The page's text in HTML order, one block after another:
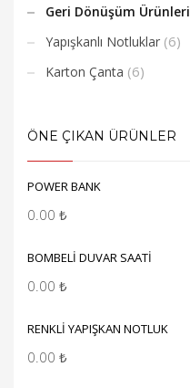
Geri Dönüşüm Ürünleri
Yapışkanlı Notluklar (6)
Karton Çanta (6)
ÖNE ÇIKAN ÜRÜNLER
POWER BANK
0.00 ₺
BOMBELİ DUVAR SAATİ
0.00 ₺
RENKLİ YAPIŞKAN NOTLUK
0.00 ₺